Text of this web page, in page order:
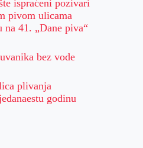
ispraćeni pozivari
pivom ulicama
na 41. „Dane piva“
bez vode
plivanja
godinu